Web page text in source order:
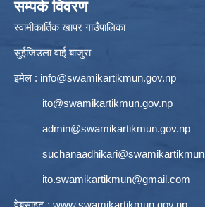
सम्पर्क विवरण
स्वामीकार्तिक खापर गाउँपालिका
सुईजिउला वाई बाजुरा
इमेल : info@swamikartikmun.gov.np
ito@swamikartikmun.gov.np
admin@swamikartikmun.gov.np
ito.swamikartikmun@gmail.com